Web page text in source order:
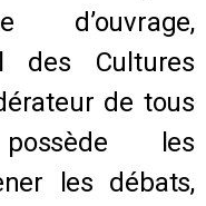
des Cultures
de tous
les
les débats,